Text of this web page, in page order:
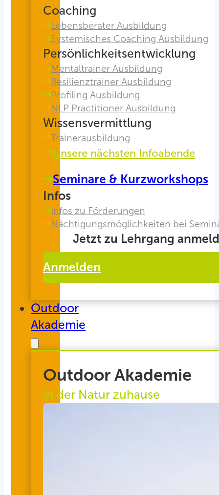
Coaching
Lebensberater Ausbildung
Systemisches Coaching Ausbildung
Persönlichkeitsentwicklung
Mentaltrainer Ausbildung
Resilienztrainer Ausbildung
Profiling Ausbildung
NLP Practitioner Ausbildung
Wissensvermittlung
Trainerausbildung
Unsere nächsten Infoabende
Seminare & Kurzworkshops
Infos
Infos zu Förderungen
Nächtigungsmöglichkeiten bei
Jetzt zu Lehrgang
Anmelden
Outdoor
Akademie
Outdoor Akademie
In der Natur zuhause